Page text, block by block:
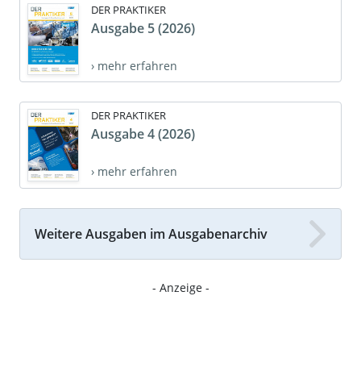
DER PRAKTIKER
Ausgabe 5 (2026)
› mehr erfahren
DER PRAKTIKER
Ausgabe 4 (2026)
› mehr erfahren
Weitere Ausgaben im Ausgabenarchiv
- Anzeige -